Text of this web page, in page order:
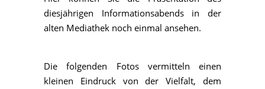
diesjährigen Informationsabends in der
alten Mediathek noch einmal ansehen.
Die folgenden Fotos vermitteln einen
kleinen Eindruck von der Vielfalt, dem